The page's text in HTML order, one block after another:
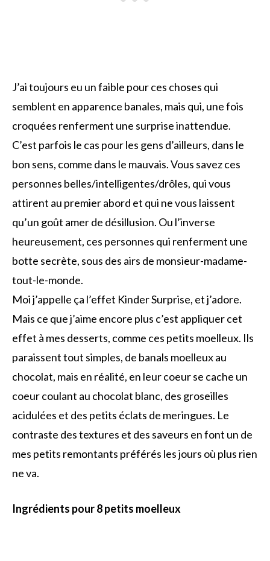
J’ai toujours eu un faible pour ces choses qui
semblent en apparence banales, mais qui, une fois
croquées renferment une surprise inattendue.
C’est parfois le cas pour les gens d’ailleurs, dans le
bon sens, comme dans le mauvais. Vous savez ces
personnes belles/intelligentes/drôles, qui vous
attirent au premier abord et qui ne vous laissent
qu’un goût amer de désillusion. Ou l’inverse
heureusement, ces personnes qui renferment une
botte secrète, sous des airs de monsieur-madame-
tout-le-monde.
Moi j’appelle ça l’effet Kinder Surprise, et j’adore.
Mais ce que j’aime encore plus c’est appliquer cet
effet à mes desserts, comme ces petits moelleux. Ils
paraissent tout simples, de banals moelleux au
chocolat, mais en réalité, en leur coeur se cache un
coeur coulant au chocolat blanc, des groseilles
acidulées et des petits éclats de meringues. Le
contraste des textures et des saveurs en font un de
mes petits remontants préférés les jours où plus rien
ne va.
Ingrédients pour 8 petits moelleux